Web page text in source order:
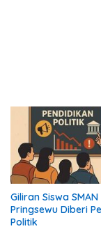
Giliran Siswa SMAN
Pringsewu Diberi
Politik